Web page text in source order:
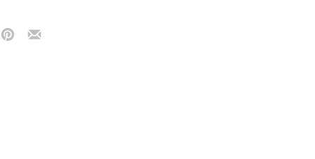
Μοιραστείτε
Μοιραστείτε